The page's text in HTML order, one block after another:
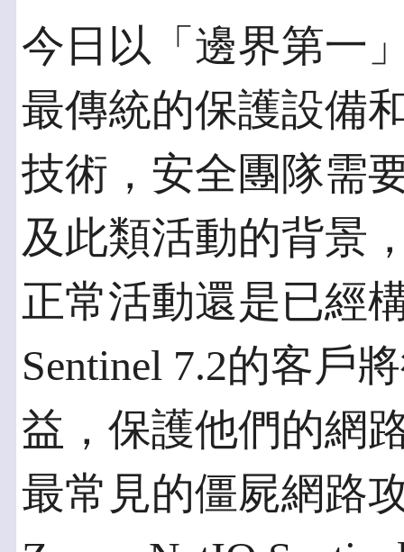
今日以「邊界第一
最傳統的保護設備
技術，安全團隊需
及此類活動的背景
正常活動還是已經
Sentinel 7.2的客戶
益，保護他們的網
最常見的僵屍網路